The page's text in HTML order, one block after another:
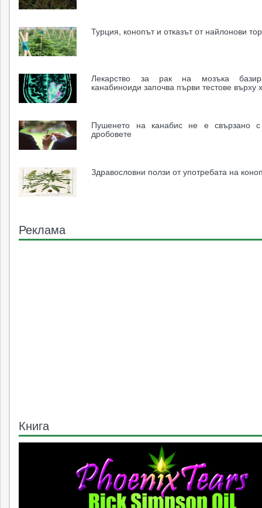
Турция, конопът и отказът от найлонови
Лекарство за рак на мозъка
канабиноиди започва първи тестове върху
Пушенето на канабис не е свързано
дробовете
Здравословни ползи от употребата на
Реклама
Книга